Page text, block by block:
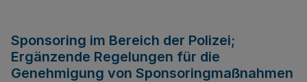
Sponsoring im Bereich der Polizei;
Ergänzende Regelungen für die
Genehmigung von Sponsoringmaßnahmen